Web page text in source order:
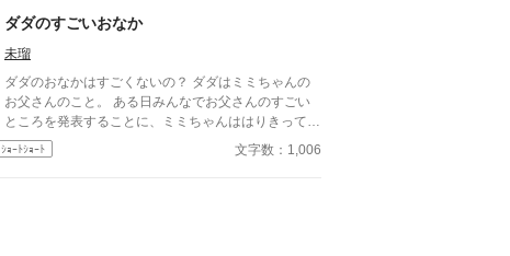
ダダのすごいおなか
未瑠
ダダのおなかはすごくないの？ ダダはミミちゃんの
お父さんのこと。 ある日みんなでお父さんのすごい
ところを発表することに、ミミちゃんははりきってダ
ダのすごいところを発表したけど…… ちいさな、し
あわせな勘違い
ｼｮｰﾄｼｮｰﾄ 文字数：1,006